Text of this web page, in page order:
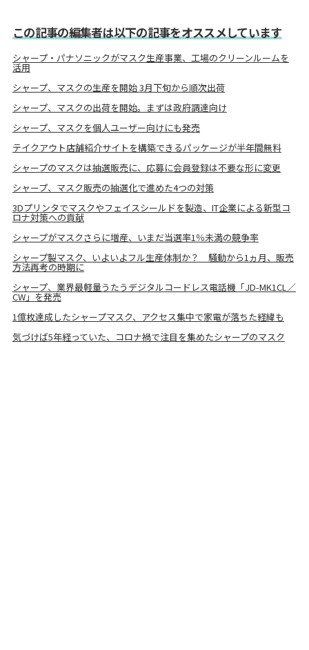
この記事の編集者は以下の記事をオススメしています
シャープ・パナソニックがマスク生産事業、工場のクリーンルームを
活用
シャープ、マスクの生産を開始 3月下旬から順次出荷
シャープ、マスクの出荷を開始。まずは政府調達向け
シャープ、マスクを個人ユーザー向けにも発売
テイクアウト店舗紹介サイトを構築できるパッケージが半年間無料
シャープのマスクは抽選販売に、応募に会員登録は不要な形に変更
シャープ、マスク販売の抽選化で進めた4つの対策
3Dプリンタでマスクやフェイスシールドを製造、IT企業による新型コ
ロナ対策への貢献
シャープがマスクさらに増産、いまだ当選率1％未満の競争率
シャープ製マスク、いよいよフル生産体制か？ 騒動から1ヵ月、販売
方法再考の時期に
シャープ、業界最軽量うたうデジタルコードレス電話機「JD-MK1CL／
CW」を発売
1億枚達成したシャープマスク、アクセス集中で家電が落ちた経緯も
気づけば5年経っていた、コロナ禍で注目を集めたシャープのマスク